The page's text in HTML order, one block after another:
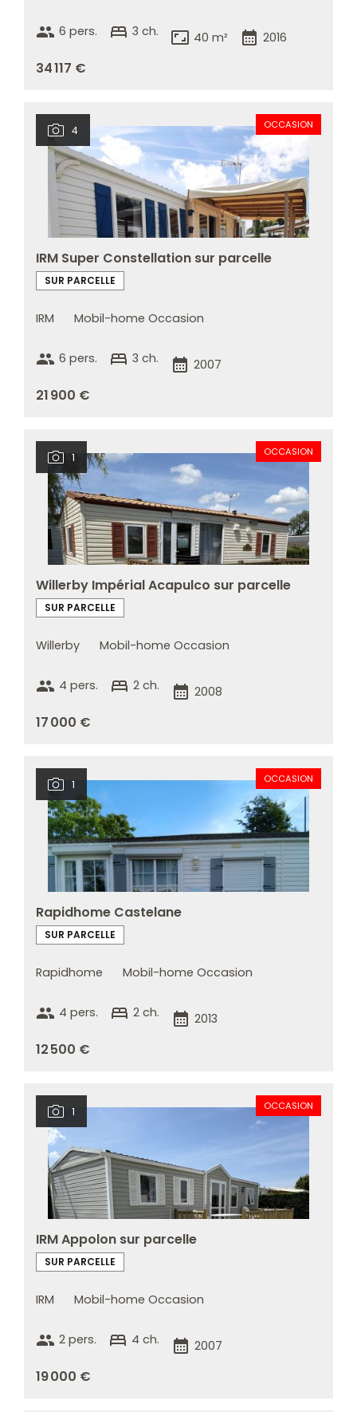
group 6 pers. bed 3 ch. aspect_ratio 40 m² calendar_month 2016
34 117 €
4 OCCASION
IRM Super Constellation sur parcelle
SUR PARCELLE
IRM Mobil-home Occasion
group 6 pers. bed 3 ch. calendar_month 2007
21 900 €
1 OCCASION
Willerby Impérial Acapulco sur parcelle
SUR PARCELLE
Willerby Mobil-home Occasion
group 4 pers. bed 2 ch. calendar_month 2008
17 000 €
1 OCCASION
Rapidhome Castelane
SUR PARCELLE
Rapidhome Mobil-home Occasion
group 4 pers. bed 2 ch. calendar_month 2013
12 500 €
1 OCCASION
IRM Appolon sur parcelle
SUR PARCELLE
IRM Mobil-home Occasion
group 2 pers. bed 4 ch. calendar_month 2007
19 000 €